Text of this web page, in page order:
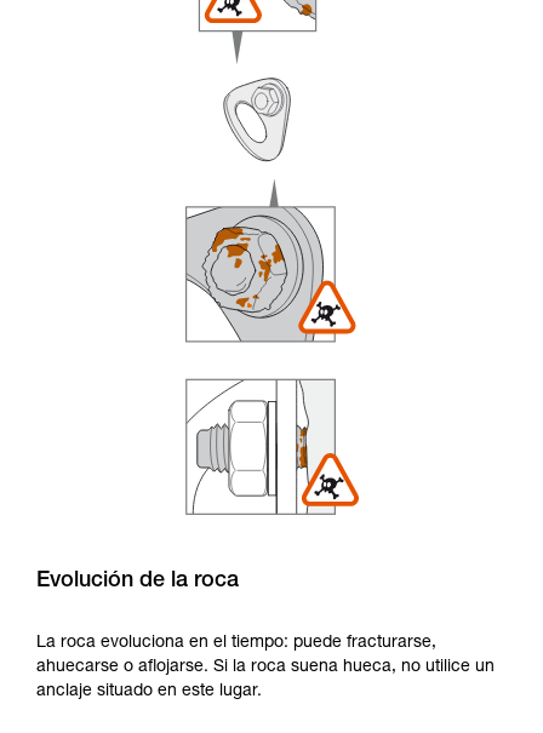
Evolución de la roca
La roca evoluciona en el tiempo: puede fracturarse,
ahuecarse o aflojarse. Si la roca suena hueca, no utilice un
anclaje situado en este lugar.